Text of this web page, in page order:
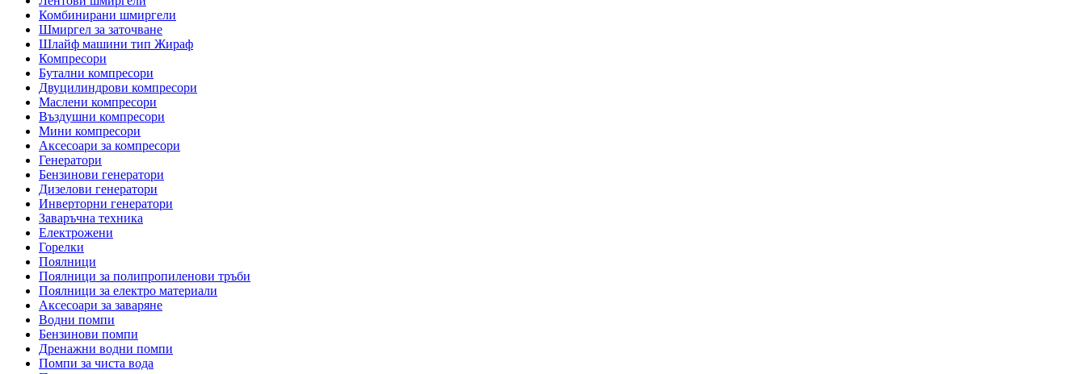
Комбинирани шмиргели
Шмиргел за заточване
Шлайф машини тип Жираф
Компресори
Бутални компресори
Двуцилиндрови компресори
Маслени компресори
Въздушни компресори
Мини компресори
Аксесоари за компресори
Генератори
Бензинови генератори
Дизелови генератори
Инверторни генератори
Заваръчна техника
Електрожени
Горелки
Поялници
Поялници за полипропиленови тръби
Поялници за електро материали
Аксесоари за заваряне
Водни помпи
Бензинови помпи
Дренажни водни помпи
Помпи за чиста вода